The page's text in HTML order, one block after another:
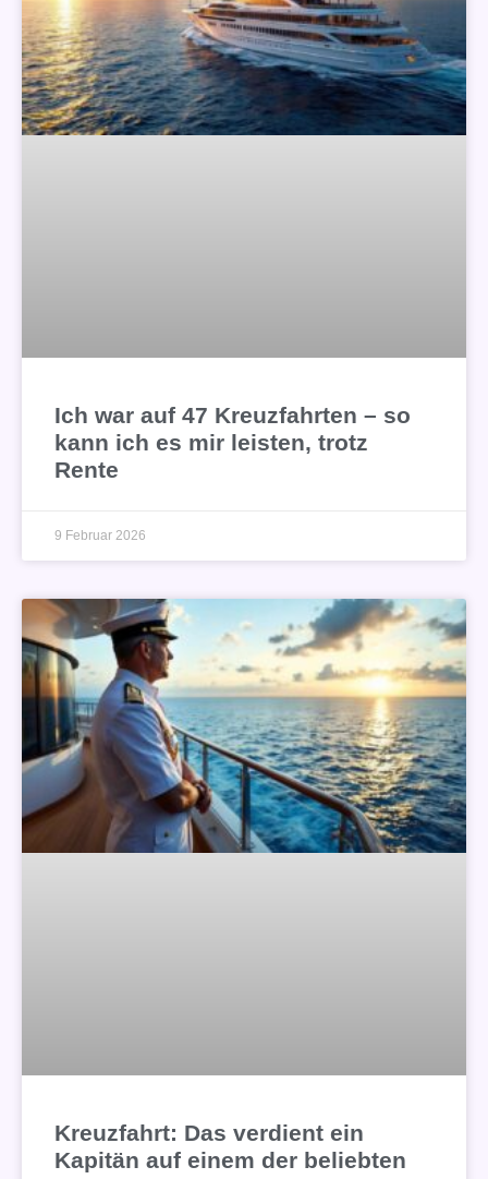
Ich war auf 47 Kreuzfahrten – so
kann ich es mir leisten, trotz
Rente
9 Februar 2026
Kreuzfahrt: Das verdient ein
Kapitän auf einem der beliebten